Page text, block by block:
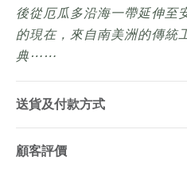
後從厄瓜多沿海一帶延伸至
的現在，來自南美洲的傳統
典⋯⋯
送貨及付款方式
顧客評價